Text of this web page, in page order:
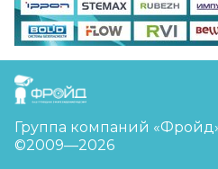
FreudGroup
Группа компаний
©2009—2026